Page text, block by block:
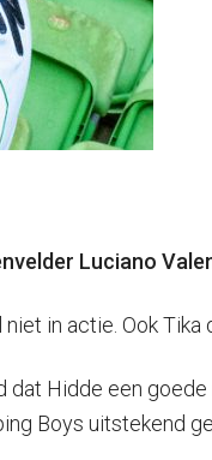
Luciano
in actie. Ook Tika
Hidde een
Boys uitstekend